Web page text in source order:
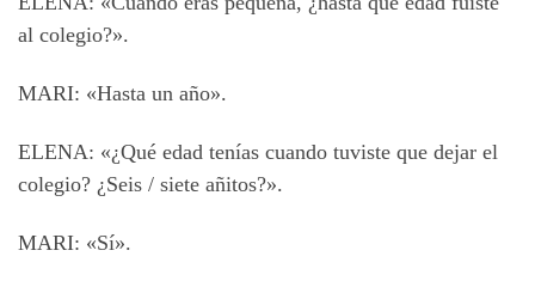
al colegio?».
MARI: «Hasta un año».
ELENA: «¿Qué edad tenías cuando tuviste que dejar el
colegio? ¿Seis / siete añitos?».
MARI: «Sí».